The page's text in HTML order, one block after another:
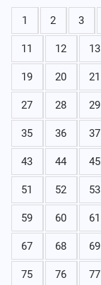
1 2 3
11 12 13
19 20 21
27 28 29
35 36 37
43 44 45
51 52 53
59 60 61
67 68 69
75 76 77